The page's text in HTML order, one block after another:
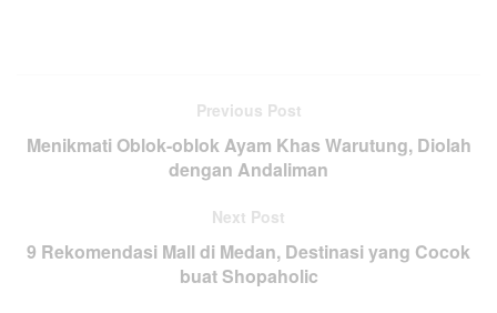
Previous Post
Menikmati Oblok-oblok Ayam Khas Warutung, Diolah
dengan Andaliman
Next Post
9 Rekomendasi Mall di Medan, Destinasi yang Cocok
buat Shopaholic